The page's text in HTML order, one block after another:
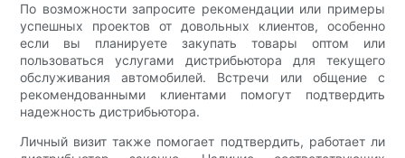
По возможности запросите рекомендации или примеры
успешных проектов от довольных клиентов, особенно
если вы планируете закупать товары оптом или
пользоваться услугами дистрибьютора для текущего
обслуживания автомобилей. Встречи или общение с
рекомендованными клиентами помогут подтвердить
надежность дистрибьютора.
Личный визит также помогает подтвердить, работает ли